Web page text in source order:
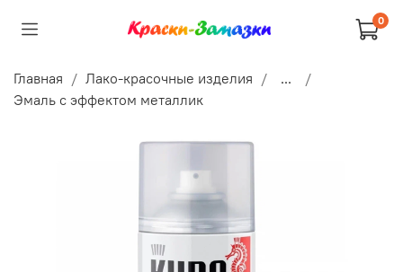
0
Главная Лако-красочные изделия
...
Эмаль с эффектом металлик